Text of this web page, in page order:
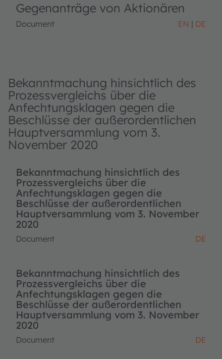
Gegenanträge von Aktionären
Document EN DE
Bekanntmachung hinsichtlich des
Prozessvergleichs über die
Anfechtungsklagen gegen die
Beschlüsse der außerordentlichen
Hauptversammlung vom 3.
November 2020
Bekanntmachung hinsichtlich des
Prozessvergleichs über die
Anfechtungsklagen gegen die
Beschlüsse der außerordentlichen
Hauptversammlung vom 3. November
2020
Document DE
Bekanntmachung hinsichtlich des
Prozessvergleichs über die
Anfechtungsklagen gegen die
Beschlüsse der außerordentlichen
Hauptversammlung vom 3. November
2020
Document DE